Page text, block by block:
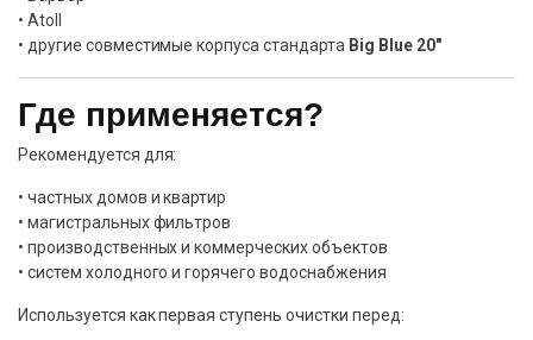
• Atoll
• другие совместимые корпуса стандарта Big Blue 20″
Где применяется?
Рекомендуется для:
• частных домов и квартир
• магистральных фильтров
• производственных и коммерческих объектов
• систем холодного и горячего водоснабжения
Используется как первая ступень очистки перед: